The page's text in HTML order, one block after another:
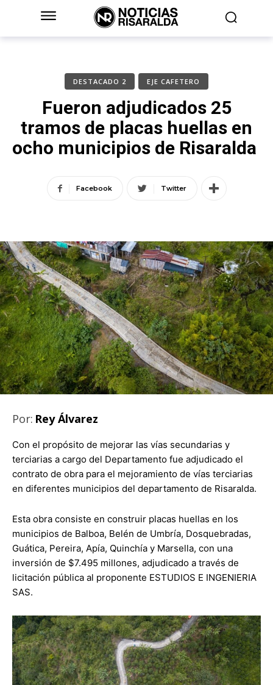
DESTACADO 2 EJE CAFETERO
Fueron adjudicados 25
tramos de placas huellas en
ocho municipios de Risaralda
Facebook Twitter
Por: Rey Álvarez
Con el propósito de mejorar las vías secundarias y
terciarias a cargo del Departamento fue adjudicado el
contrato de obra para el mejoramiento de vías terciarias
en diferentes municipios del departamento de Risaralda.
Esta obra consiste en construir placas huellas en los
municipios de Balboa, Belén de Umbría, Dosquebradas,
Guática, Pereira, Apía, Quinchía y Marsella, con una
inversión de $7.495 millones, adjudicado a través de
licitación pública al proponente ESTUDIOS E INGENIERIA
SAS.